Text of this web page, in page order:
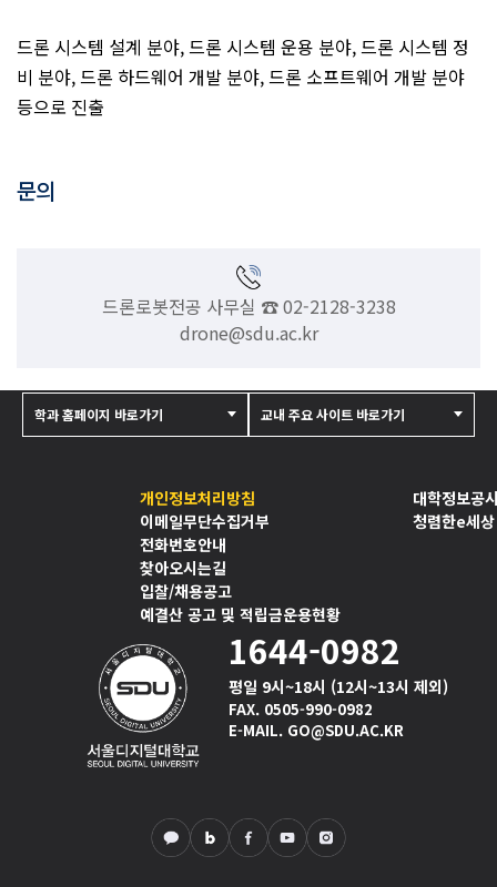
드론 시스템 설계 분야, 드론 시스템 운용 분야, 드론 시스템 정
비 분야, 드론 하드웨어 개발 분야, 드론 소프트웨어 개발 분야
등으로 진출
문의
드론로봇전공 사무실 ☎ 02-2128-3238
drone@sdu.ac.kr
개인정보처리방침
이메일무단수집거부
전화번호안내
찾아오시는길
입찰/채용공고
예결산 공고 및 적립금운용현황
대학정보공
청렴한e세상
1644-0982
평일 9시~18시 (12시~13시 제외)
FAX. 0505-990-0982
E-MAIL. GO@SDU.AC.KR
학과 홈페이지 바로가기 교내 주요 사이트 바로가기